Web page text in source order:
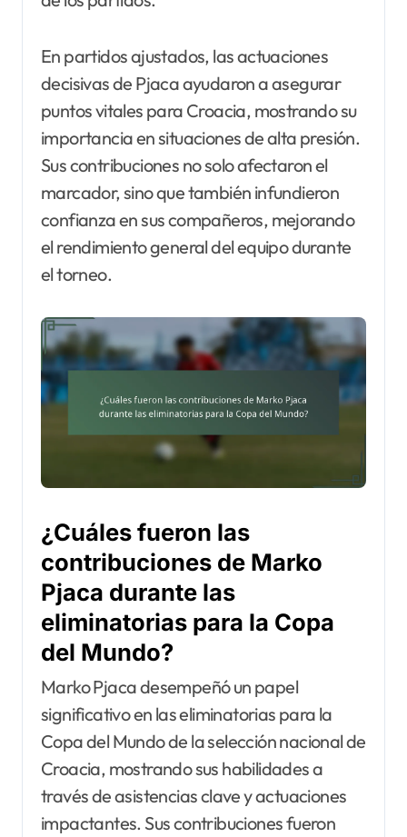
En partidos ajustados, las actuaciones
decisivas de Pjaca ayudaron a asegurar
puntos vitales para Croacia, mostrando su
importancia en situaciones de alta presión.
Sus contribuciones no solo afectaron el
marcador, sino que también infundieron
confianza en sus compañeros, mejorando
el rendimiento general del equipo durante
el torneo.
¿Cuáles fueron las
contribuciones de Marko
Pjaca durante las
eliminatorias para la Copa
del Mundo?
Marko Pjaca desempeñó un papel
significativo en las eliminatorias para la
Copa del Mundo de la selección nacional de
Croacia, mostrando sus habilidades a
través de asistencias clave y actuaciones
impactantes. Sus contribuciones fueron